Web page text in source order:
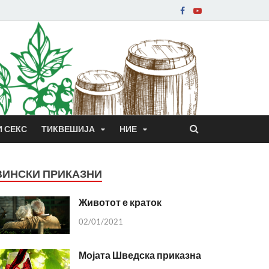
СЕКС ТИКВЕШИЈА НИЕ
ПРИКАЗНИ
Животот е краток
02/01/2021
Мојата Шведска приказна